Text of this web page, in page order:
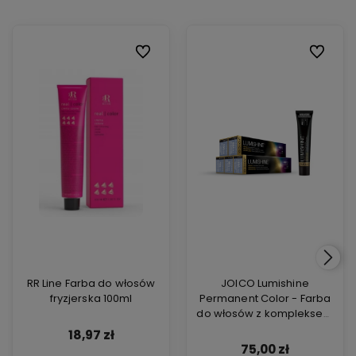
RR Line Farba do włosów
fryzjerska 100ml
18,97 zł
Do ulubionych
JOICO Lumishine
Permanent Color - Farba
do włosów z kompleksem
włosy 74ml
75,00 zł
Do